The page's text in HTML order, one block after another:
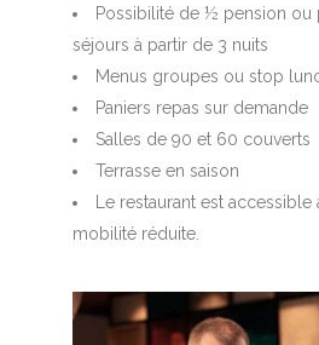
Possibilité de ½ pension ou
séjours à partir de 3 nuits
Menus groupes ou stop
Paniers repas sur demande
Salles de 90 et 60 couverts
Terrasse en saison
Le restaurant est
mobilité réduite.